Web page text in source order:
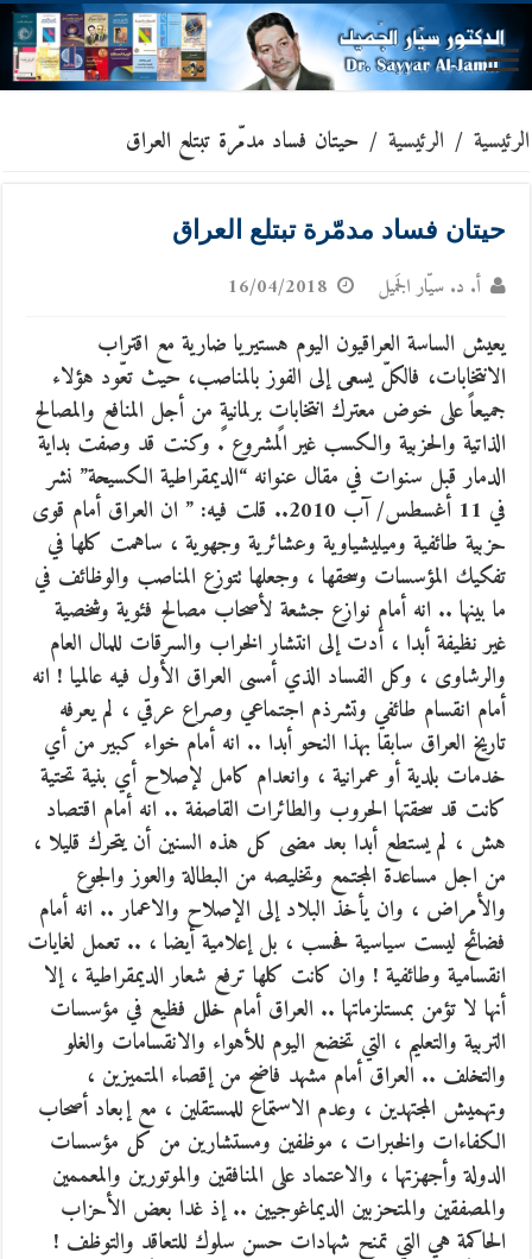
الرئيسية / الرئيسية / حيتان فساد مدمّرة تبتلع العراق
حيتان فساد مدمّرة تبتلع العراق
أ. د. سيّار الجَميل 16/04/2018
يعيش الساسة العراقيون اليوم هستيريا ضارية مع اقتراب
الانتخابات، فالكلّ يسعى إلى الفوز بالمناصب، حيث تعّود هؤلاء
جميعاً على خوض معترك انتخاباتٍ برلمانيةٍ من أجل المنافع والمصالح
الذاتية والحزبية والكسب غير المشروع . وكنت قد وصفت بداية
الدمار قبل سنوات في مقال عنوانه “الديمقراطية الكسيحة” نشر
في 11 أغسطس/ آب 2010.. قلت فيه: ” ان العراق أمام قوى
حزبية طائفية وميليشياوية وعشائرية وجهوية ، ساهمت كلها في
تفكيك المؤسسات وسحقها ، وجعلها تتوزع المناصب والوظائف في
ما بينها .. انه أمام نوازع جشعة لأصحاب مصالح فئوية وشخصية
غير نظيفة أبدا ، أدت إلى انتشار الخراب والسرقات للمال العام
والرشاوى ، وكل الفساد الذي أمسى العراق الأول فيه عالميا ! انه
أمام انقسام طائفي وتشرذم اجتماعي وصراع عرقي ، لم يعرفه
تاريخ العراق سابقا بهذا النحو أبدا .. انه أمام خواء كبير من أي
خدمات بلدية أو عمرانية ، وانعدام كامل لإصلاح أي بنية تحتية
كانت قد سحقتها الحروب والطائرات القاصفة .. انه أمام اقتصاد
هش ، لم يستطع أبدا بعد مضى كل هذه السنين أن يتحرك قليلا ،
من اجل مساعدة المجتمع وتخليصه من البطالة والعوز والجوع
والأمراض ، وان يأخذ البلاد إلى الإصلاح والاعمار .. انه أمام
فضائح ليست سياسية فحسب ، بل إعلامية أيضا ، .. تعمل لغايات
انقسامية وطائفية ! وان كانت كلها ترفع شعار الديمقراطية ، إلا
أنها لا تؤمن بمستلزماتها .. العراق أمام خلل فظيع في مؤسسات
التربية والتعليم ، التي تخضع اليوم للأهواء والانقسامات والغلو
والتخلف .. العراق أمام مشهد فاضح من إقصاء المتميزين ،
وتهميش المجتهدين ، وعدم الاستماع للمستقلين ، مع إبعاد أصحاب
الكفاءات والخبرات ، موظفين ومستشارين من كل مؤسسات
الدولة وأجهزتها ، والاعتماد على المنافقين والموتورين والمعممين
والمصفقين والمتحزبين الديماغوجيين .. إذ غدا بعض الأحزاب
الحاكمة هي التي تمنح شهادات حسن سلوك للتعاقد والتوظف !